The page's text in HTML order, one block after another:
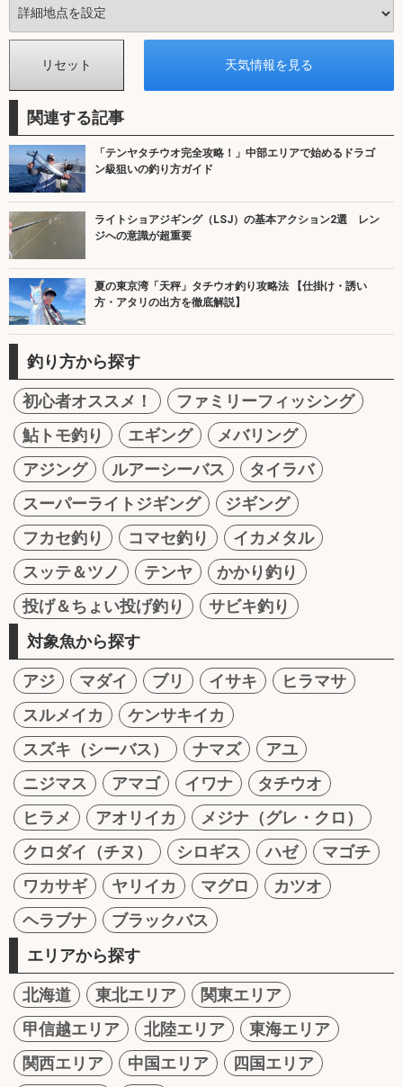
関連する記事
「テンヤタチウオ完全攻略！」中部エリアで始めるドラゴ
ン級狙いの釣り方ガイド
ライトショアジギング（LSJ）の基本アクション2選 レン
ジへの意識が超重要
夏の東京湾「天秤」タチウオ釣り攻略法 【仕掛け・誘い
方・アタリの出方を徹底解説】
釣り方から探す
初心者オススメ！
ファミリーフィッシング
鮎トモ釣り
エギング
メバリング
アジング
ルアーシーバス
タイラバ
スーパーライトジギング
ジギング
フカセ釣り
コマセ釣り
イカメタル
スッテ＆ツノ
テンヤ
かかり釣り
投げ＆ちょい投げ釣り
サビキ釣り
対象魚から探す
アジ マダイ ブリ イサキ
ヒラマサ
スルメイカ
ケンサキイカ
スズキ（シーバス）
ナマズ
アユ
ニジマス
アマゴ イワナ
タチウオ
ヒラメ
アオリイカ
メジナ（グレ・クロ）
クロダイ（チヌ）
シロギス ハゼ
マゴチ
ワカサギ
ヤリイカ マグロ
カツオ
ヘラブナ
ブラックバス
エリアから探す
北海道 東北エリア
関東エリア
甲信越エリア
北陸エリア
東海エリア
関西エリア
中国エリア
四国エリア